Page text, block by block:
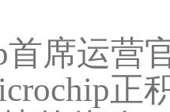
席运营
正